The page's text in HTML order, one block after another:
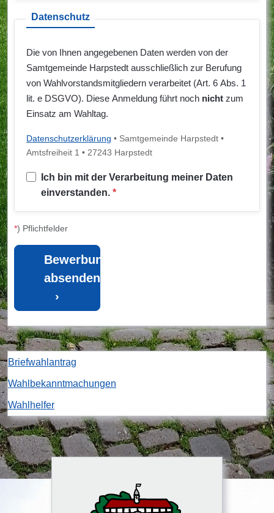
Datenschutz
Die von Ihnen angegebenen Daten werden von der
Samtgemeinde Harpstedt ausschließlich zur Berufung
von Wahlvorstandsmitgliedern verarbeitet (Art. 6 Abs. 1
lit. e DSGVO). Diese Anmeldung führt noch nicht zum
Einsatz am Wahltag.
Datenschutzerklärung • Samtgemeinde Harpstedt •
Amtsfreiheit 1 • 27243 Harpstedt
Ich bin mit der Verarbeitung meiner Daten
einverstanden.*
*) Pflichtfelder
Bewerbung
absenden
›
Briefwahlantrag
Wahlbekanntmachungen
Wahlhelfer